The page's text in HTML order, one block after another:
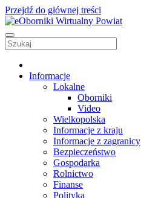
Przejdź do głównej treści
Informacje
Lokalne
Oborniki
Video
Wielkopolska
Informacje z kraju
Informacje z zagranicy
Bezpieczeństwo
Gospodarka
Rolnictwo
Finanse
Polityka